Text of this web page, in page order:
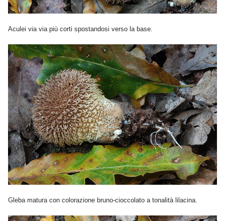
Aculei via via più corti spostandosi verso la base.
Gleba matura con colorazione bruno-cioccolato a tonalità lilacina.